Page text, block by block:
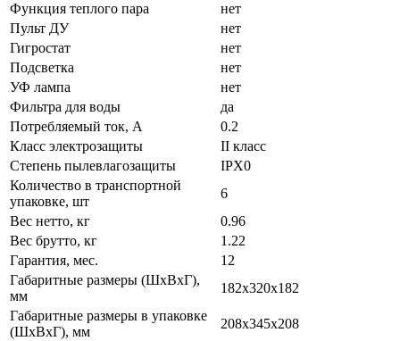
Функция теплого пара
нет
Пульт ДУ
нет
Гигростат
нет
Подсветка
нет
УФ лампа
нет
Фильтра для воды
да
Потребляемый ток, А
0.2
Класс электрозащиты
II класс
Степень пылевлагозащиты
IPX0
Количество в транспортной
упаковке, шт
6
Вес нетто, кг
0.96
Вес брутто, кг
1.22
Гарантия, мес.
12
Габаритные размеры (ШxВxГ),
мм
182x320x182
Габаритные размеры в упаковке
(ШxВxГ), мм
208x345x208